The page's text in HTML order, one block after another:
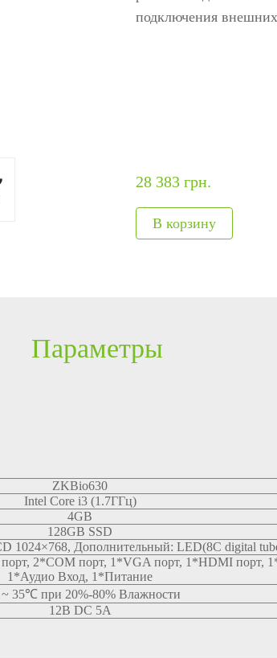
подключения
28 383 грн.
Параметры
ZKBio630
Intel Core i3 (1.7ГГц)
4GB
128GB SSD
1024×768, Дополнительный: LED(8C digital
2*COM порт, 1*VGA порт, 1*HDMI порт,
1*Аудио Вход, 1*Питание
35℃ при 20%-80% Влажности
12В DC 5A